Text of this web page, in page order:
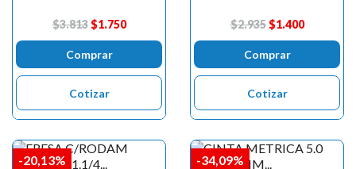
$3.813 $1.750
Comprar
Cotizar
$2.935 $1.400
Comprar
Cotizar
-20,13% -34,09%